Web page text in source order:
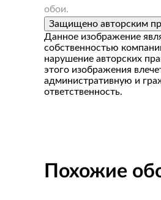
обои.
Защищено авторским
Данное изображение
собственностью
нарушение авторских
этого изображения
административную и
ответственность.
Похожие